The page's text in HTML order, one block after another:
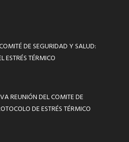
DE SEGURIDAD Y SALUD:
ESTRÉS TÉRMICO
REUNIÓN DEL COMITE DE
DE ESTRÉS TÉRMICO